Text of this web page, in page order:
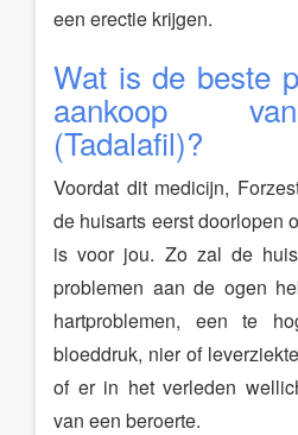
een erectie krijgen.
Wat is de beste
aankoop
(Tadalafil)?
Voordat dit medicijn,
de huisarts eerst doorlopen
is voor jou. Zo zal de
problemen aan de ogen
hartproblemen, een te
bloeddruk, nier of
of er in het verleden
van een beroerte.